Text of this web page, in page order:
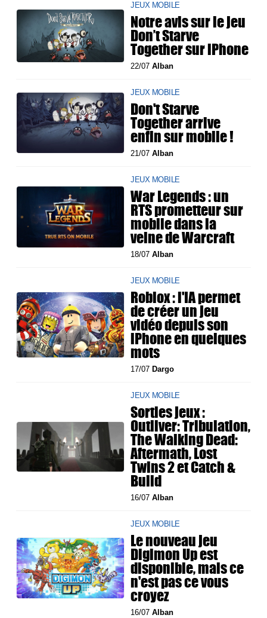
JEUX MOBILE
Notre avis sur le jeu
Don’t Starve
Together sur iPhone
22/07Alban
JEUX MOBILE
Don't Starve
Together arrive
enfin sur mobile !
21/07Alban
JEUX MOBILE
War Legends : un
RTS prometteur sur
mobile dans la
veine de Warcraft
18/07Alban
JEUX MOBILE
Roblox : l'IA permet
de créer un jeu
vidéo depuis son
iPhone en quelques
mots
17/07 Dargo
JEUX MOBILE
Sorties jeux :
Outliver: Tribulation,
The Walking Dead:
Aftermath, Lost
Twins 2 et Catch &
Build
16/07Alban
JEUX MOBILE
Le nouveau jeu
Digimon Up est
disponible, mais ce
n'est pas ce vous
croyez
16/07Alban